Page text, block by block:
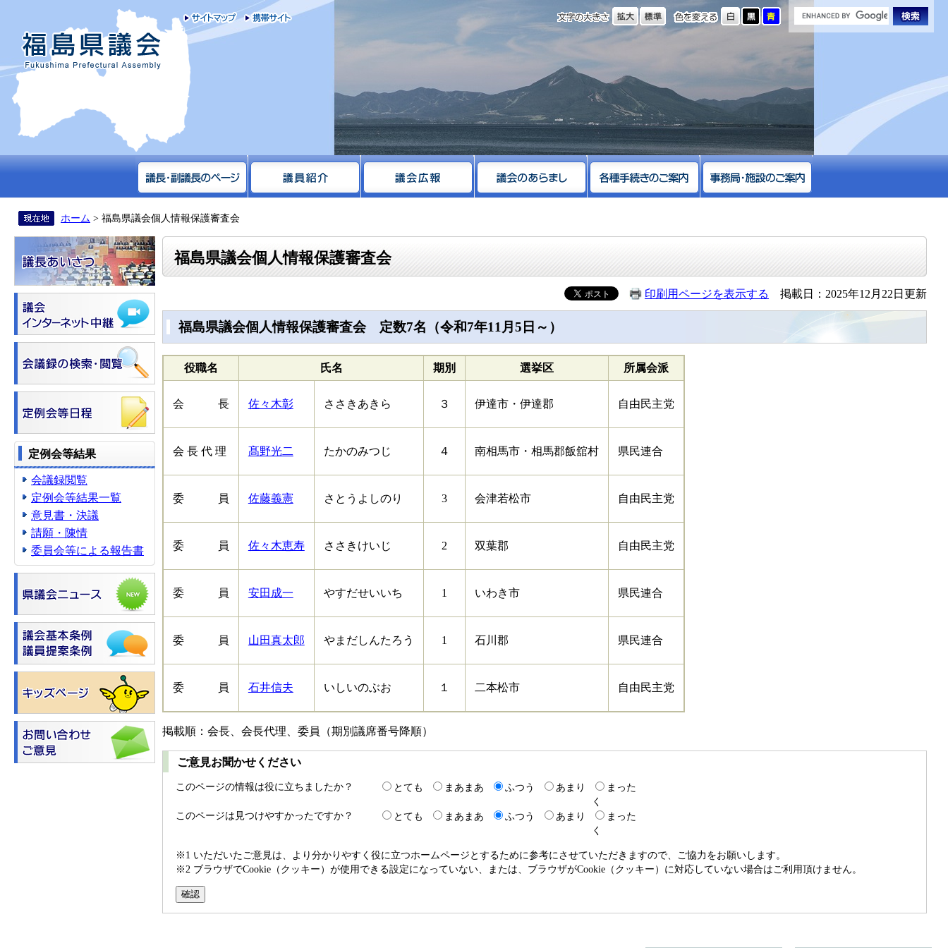
福島県議会
サイトマップ携帯サイト 色を変える
文字の大きさ
ホーム > 福島県議会個人情報保護審査会
定例会等結果
会議録閲覧
定例会等結果一覧
意見書・決議
請願・陳情
委員会等による報告書
福島県議会個人情報保護審査会
印刷用ページを表示する 掲載日：2025年12月22日更新
福島県議会個人情報保護審査会 定数7名（令和7年11月5日～）
役職名 氏名 期別 選挙区 所属会派
会 長 佐々木彰 ささきあきら ３ 伊達市・伊達郡 自由民主党
会 長 代 理 髙野光二 たかのみつじ ４ 南相馬市・相馬郡飯舘村 県民連合
委 員 佐藤義憲 さとうよしのり 3 会津若松市 自由民主党
委 員 佐々木恵寿 ささきけいじ 2 双葉郡 自由民主党
委 員 安田成一 やすだせいいち 1 いわき市 県民連合
委 員 山田真太郎 やまだしんたろう 1 石川郡 県民連合
委 員 石井信夫 いしいのぶお １ 二本松市 自由民主党
掲載順：会長、会長代理、委員（期別議席番号降順）
ご意見お聞かせください
このページの情報は役に立ちましたか？ とても まあまあ ふつう あまり
まった
く
このページは見つけやすかったですか？
とても まあまあ ふつう あまり
まった
く
※1 いただいたご意見は、より分かりやすく役に立つホームページとするために参考にさせていただきますので、ご協力をお願いします。
※2 ブラウザでCookie（クッキー）が使用できる設定になっていない、または、ブラウザがCookie（クッキー）に対応していない場合はご利用頂けません。